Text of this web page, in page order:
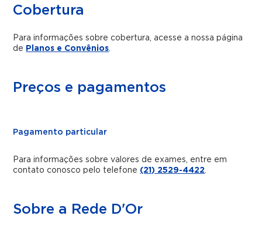
Cobertura
Para informações sobre cobertura, acesse a nossa página
de Planos e Convênios.
Preços e pagamentos
Pagamento particular
Para informações sobre valores de exames, entre em
contato conosco pelo telefone (21) 2529-4422.
Sobre a Rede D'Or